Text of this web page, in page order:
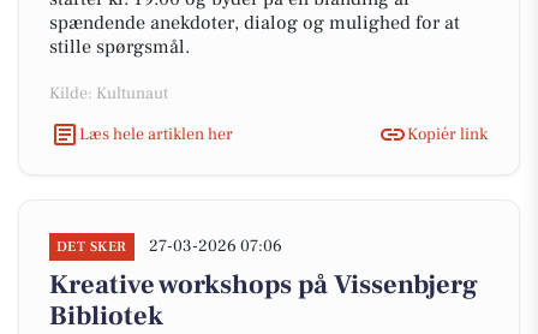
spændende anekdoter, dialog og mulighed for at
stille spørgsmål.
Kilde: Kultunaut
Læs hele artiklen her
Kopiér link
DET SKER 27-03-2026 07:06
Kreative workshops på Vissenbjerg
Bibliotek